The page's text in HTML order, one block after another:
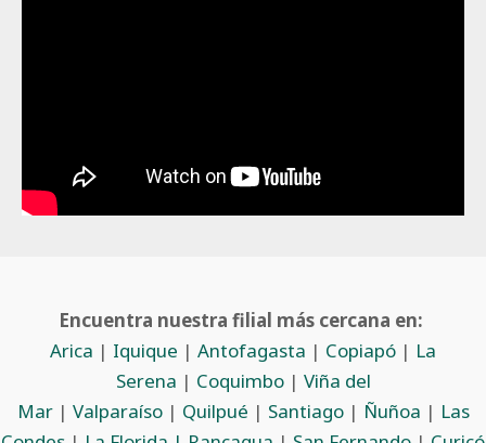
Encuentra nuestra filial más cercana en:
Arica | Iquique | Antofagasta | Copiapó | La
Serena | Coquimbo| Viña del
Mar| Valparaíso| Quilpué | Santiago| Ñuñoa | Las